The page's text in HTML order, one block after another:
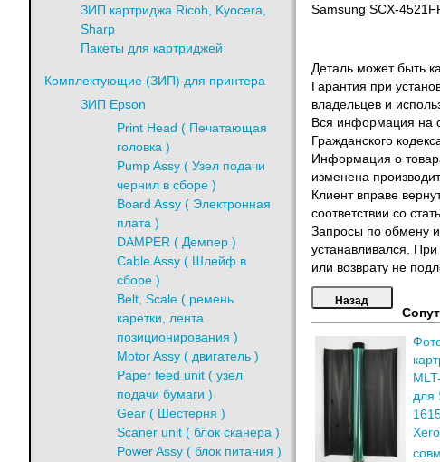
Samsung SCX-
Деталь может быть
Гарантия при
владельцев и
Вся информация на
Гражданского
Информация о
изменена
Клиент вправе
соответствии со
Запросы по обмену
устанавливался.
или возврату не
для
ЗИП картриджа Ricoh, Kyocera,
Sharp
Пакеты для картриджей
Комплектующие (ЗИП) для принтера
ЗИП Epson
Print Head ( Печатающая
головка )
Pump Assy ( Узел подачи
чернил в сборе )
Board Assy ( Электронная
плата )
DAMPER ( Демпер )
Cable Assy ( Шлейф в
сборе )
Belt, Scale ( ремень
каретки, лента
позиционирования )
Motor Assy ( двигатель )
Paper feed unit ( узел
подачи бумаги )
Gear ( Шестерня )
Scaner unit ( блок сканера )
Power Assy ( блок питания )